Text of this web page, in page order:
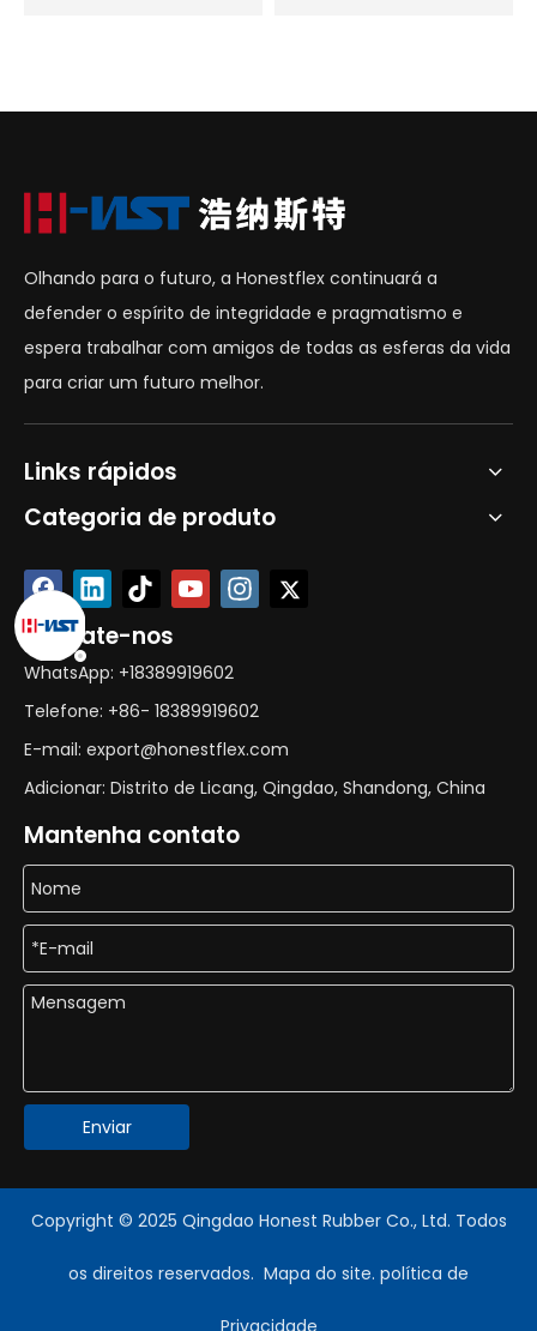
Olhando para o futuro, a Honestflex continuará a
defender o espírito de integridade e pragmatismo e
espera trabalhar com amigos de todas as esferas da vida
para criar um futuro melhor.
Links rápidos
Categoria de produto
Contate-nos
WhatsApp: +18389919602
Telefone: +86- 18389919602
E-mail: export@honestflex.com
Adicionar: Distrito de Licang, Qingdao, Shandong, China
Mantenha contato
Enviar
Copyright © 2025 Qingdao Honest Rubber Co., Ltd. Todos
os direitos reservados. Mapa do site. política de
Privacidade